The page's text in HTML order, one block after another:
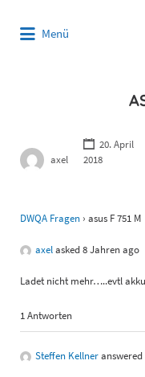
Menü
axel
20. April
2018
DWQA Fragen › asus F 751 M
axelasked 8 Jahren ago
Ladet nicht mehr…..evtl
1 Antworten
Steffen Kellner